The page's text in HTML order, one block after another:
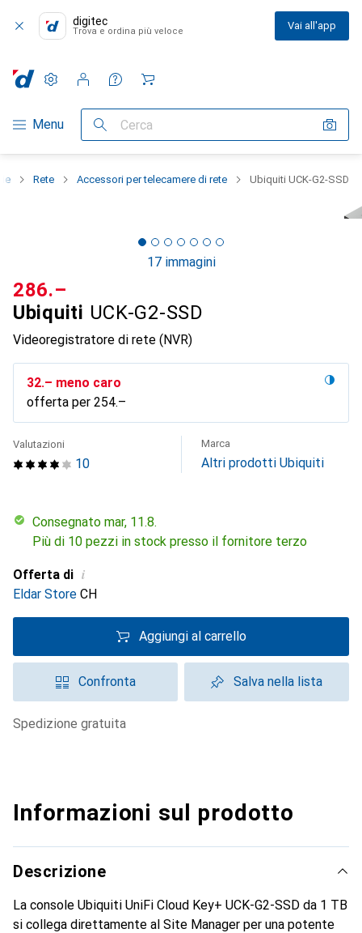
digitec
Trova e ordina più veloce Vai all'app
Categoria Navigazione
Menu Cerca
Impostazioni
Conto cliente
Liste di confronto
Liste dei desideri
Carrello
Rete Accessori per telecamere di rete Ubiquiti UCK-G2-SSD
17 immagini
Ubiquiti UCK-G2-SSD
Videoregistratore di rete (NVR)
CHF
286.–
CHF
32.– meno caro
offerta per CHF
254.–
10
Valutazioni Marca
Altri prodotti Ubiquiti
Consegnato mar, 11.8.
Più di 10 pezzi in stock presso il fornitore terzo
Offerta di i
Eldar Store CH
Aggiungi al carrello
Confronta Salva nella lista
spedizione gratuita
Informazioni sul prodotto
Descrizione
La console Ubiquiti UniFi Cloud Key+ UCK-G2-SSD da 1 TB
si collega direttamente al Site Manager per una potente